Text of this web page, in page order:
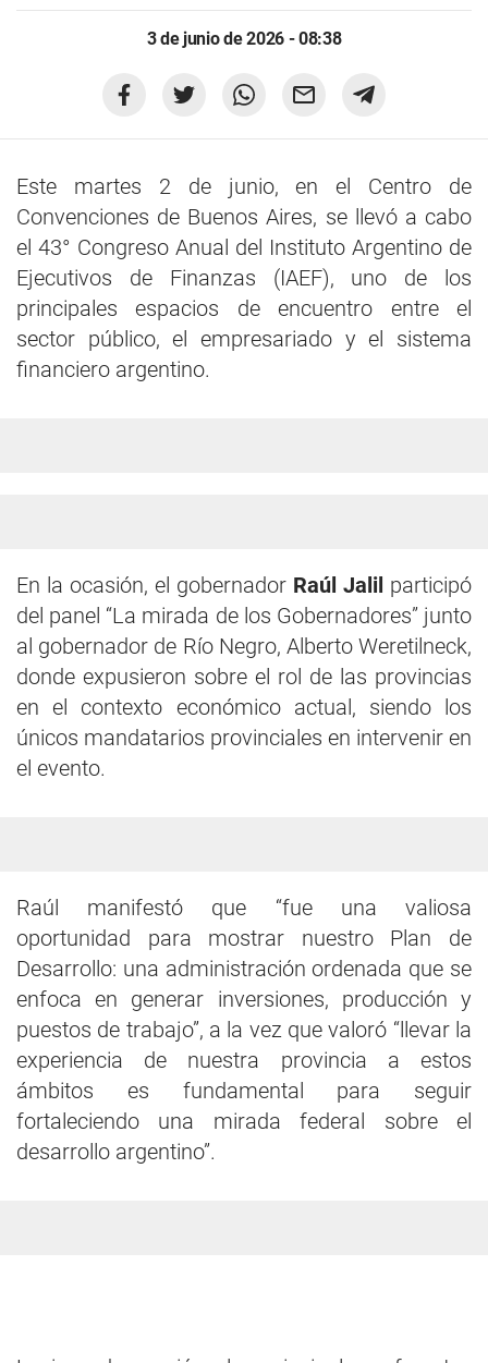
3 de junio de 2026 - 08:38
Este martes 2 de junio, en el Centro de
Convenciones de Buenos Aires, se llevó a cabo
el 43° Congreso Anual del Instituto Argentino de
Ejecutivos de Finanzas (IAEF), uno de los
principales espacios de encuentro entre el
sector público, el empresariado y el sistema
financiero argentino.
En la ocasión, el gobernador Raúl Jalil participó
del panel “La mirada de los Gobernadores” junto
al gobernador de Río Negro, Alberto Weretilneck,
donde expusieron sobre el rol de las provincias
en el contexto económico actual, siendo los
únicos mandatarios provinciales en intervenir en
el evento.
Raúl manifestó que “fue una valiosa
oportunidad para mostrar nuestro Plan de
Desarrollo: una administración ordenada que se
enfoca en generar inversiones, producción y
puestos de trabajo”, a la vez que valoró “llevar la
experiencia de nuestra provincia a estos
ámbitos es fundamental para seguir
fortaleciendo una mirada federal sobre el
desarrollo argentino”.